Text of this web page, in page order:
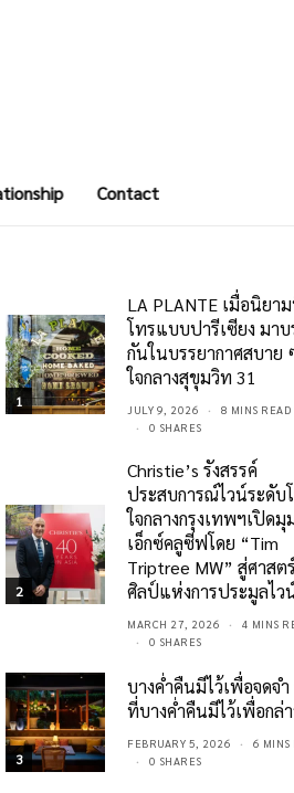
Contact
1
LA PLANTE เมื่อนิยา
โทรแบบปารีเซียง มาบ
กันในบรรยากาศสบาย
ใจกลางสุขุมวิท 31
JULY 9, 2026
8 MINS READ
0 SHARES
2
Christie’s รังสรรค์
ประสบการณ์ไวน์ระดับ
ใจกลางกรุงเทพฯเปิดมุ
เอ็กซ์คลูซีฟโดย “Tim
Triptree MW” สู่ศาสต
ศิลป์แห่งการประมูลไว
MARCH 27, 2026
4 MINS
0 SHARES
3
บางค่ำคืนมีไว้เพื่อจดจ
ที่บางค่ำคืนมีไว้เพื่อกล่า
FEBRUARY 5, 2026
6 MINS
0 SHARES